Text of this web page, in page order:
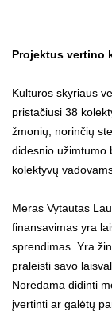
Projektus vertino
Kultūros skyriaus
pristačiusi 38
žmonių, norinčių
didesnio užimtumo
kolektyvų
Meras Vytautas
finansavimas yra
sprendimas. Yra
praleisti savo
Norėdama didinti
įvertinti ar galėtų